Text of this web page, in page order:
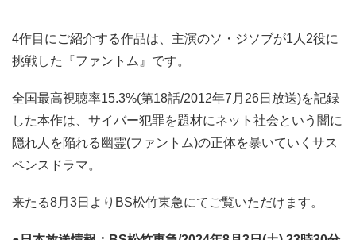
4作目にご紹介する作品は、主演のソ・ジソブが1人2役に
挑戦した『ファントム』です。
全国最高視聴率15.3%(第18話/2012年7月26日放送)を記録
した本作は、サイバー犯罪を題材にネット社会という闇に
隠れ人を陥れる幽霊(ファントム)の正体を暴いていくサス
ペンスドラマ。
来たる8月3日よりBS松竹東急にてご覧いただけます。